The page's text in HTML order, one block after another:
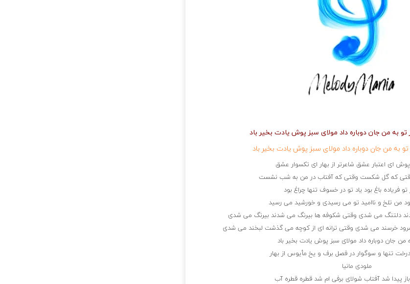
تو به من جان دوباره داد مولای سبز پوش یادت بخیر باد
تو به من جان دوباره داد مولای سبز پوش یادت بخیر باد
ای اعتبار عشق شاعرتر از بهار ای تکسوار عشق
وقتی که گل شکست وقتی که آفتاب در من به شب نشست
تو فریاده باغ بود یاد تو در خسوف تنها چراغ بود
من تلخ و ناامید تو می رسیدی و خورشید می رسید
دلتنگ می شدی وقتی شکوفه ها بیرنگ می شدند بیرنگ می شدی
خرسند می شدی وقتی ترانه ای از کوچه می گذشت لبخند می شدی
من جان دوباره داد مولای سبز پوش یادت بخیر باد
تنها و سوگوار در فصل برف و یخ مأیوس از بهار
ملودی مانیا
پیدا شد آفتاب شولای برفی ام شد قطره قطره آب